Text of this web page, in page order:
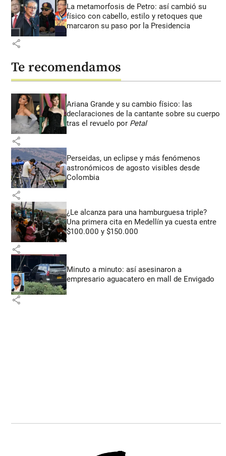
La metamorfosis de Petro: así cambió su
físico con cabello, estilo y retoques que
marcaron su paso por la Presidencia
share
Te recomendamos
Ariana Grande y su cambio físico: las
declaraciones de la cantante sobre su cuerpo
tras el revuelo por Petal
share
Perseidas, un eclipse y más fenómenos
astronómicos de agosto visibles desde
Colombia
share
¿Le alcanza para una hamburguesa triple?
Una primera cita en Medellín ya cuesta entre
$100.000 y $150.000
share
Minuto a minuto: así asesinaron a
empresario aguacatero en mall de Envigado
share